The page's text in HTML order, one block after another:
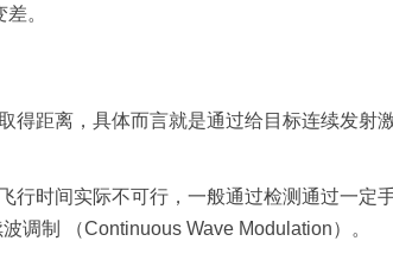
。
得距离，具体而言就是通过给目标连续发
行时间实际不可行，一般通过检测通过一
调制 （Continuous Wave Modulation）。